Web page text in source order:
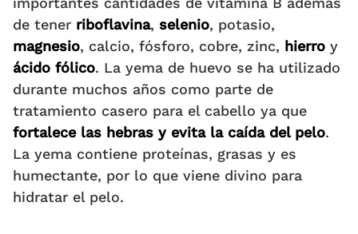
de tener riboflavina, selenio, potasio,
magnesio, calcio, fósforo, cobre, zinc, hierro y
ácido fólico. La yema de huevo se ha utilizado
durante muchos años como parte de
tratamiento casero para el cabello ya que
fortalece las hebras y evita la caída del pelo.
La yema contiene proteínas, grasas y es
humectante, por lo que viene divino para
hidratar el pelo.